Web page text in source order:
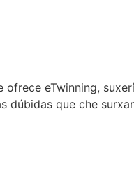
eTwinning,
dúbidas que che